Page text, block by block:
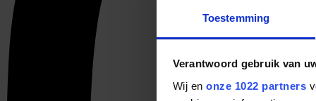
Toestemming
Verantwoord gebruik van
Wij en onze 1022 partners